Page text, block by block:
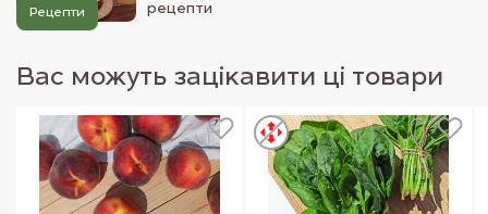
Рецепти
рецепти
Вас можуть зацікавити ці товари